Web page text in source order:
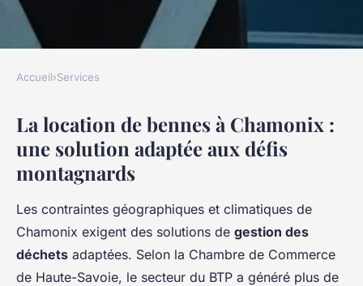
Location de bennes à
chamonix : services rapides et
variés
Mila •30 décembre 2025•8 min de lecture
Accueil›Services
La location de bennes à Chamonix :
une solution adaptée aux défis
montagnards
Les contraintes géographiques et climatiques de
Chamonix exigent des solutions de gestion des
déchets adaptées. Selon la Chambre de Commerce
de Haute-Savoie, le secteur du BTP a généré plus de